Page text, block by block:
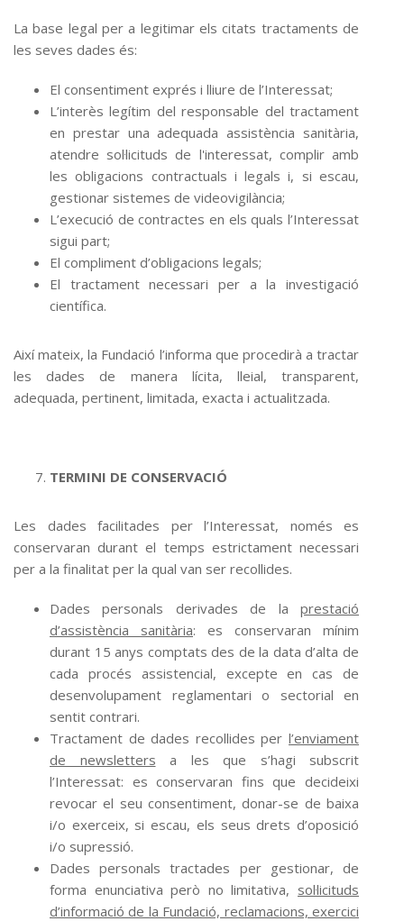
La base legal per a legitimar els citats tractaments de
les seves dades és:
El consentiment exprés i lliure de l’Interessat;
L’interès legítim del responsable del tractament
en prestar una adequada assistència sanitària,
atendre sol·licituds de l'interessat, complir amb
les obligacions contractuals i legals i, si escau,
gestionar sistemes de videovigilància;
L’execució de contractes en els quals l’Interessat
sigui part;
El compliment d’obligacions legals;
El tractament necessari per a la investigació
científica.
Així mateix, la Fundació l’informa que procedirà a tractar
les dades de manera lícita, lleial, transparent,
adequada, pertinent, limitada, exacta i actualitzada.
TERMINI DE CONSERVACIÓ
Les dades facilitades per l’Interessat, només es
conservaran durant el temps estrictament necessari
per a la finalitat per la qual van ser recollides.
Dades personals derivades de la prestació
d’assistència sanitària: es conservaran mínim
durant 15 anys comptats des de la data d’alta de
cada procés assistencial, excepte en cas de
desenvolupament reglamentari o sectorial en
sentit contrari.
Tractament de dades recollides per l’enviament
de newsletters a les que s’hagi subscrit
l’Interessat: es conservaran fins que decideixi
revocar el seu consentiment, donar-se de baixa
i/o exerceix, si escau, els seus drets d’oposició
i/o supressió.
Dades personals tractades per gestionar, de
forma enunciativa però no limitativa, sol·licituds
d’informació de la Fundació, reclamacions, exercici